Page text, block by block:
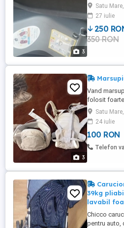
3
Satu
27 iulie
250
350 RON
3
Vand
folosit
la 2 ani cu
jos. Mai
Satu
24 iulie
100 RON
Telefon
39kg
lavabil
Chicco
pentru auto,